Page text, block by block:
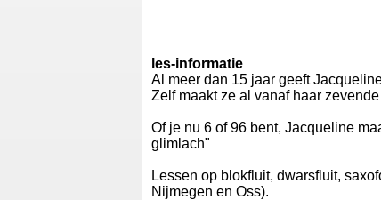
les-informatie
Al meer dan 15 jaar geeft
Zelf maakt ze al vanaf haar
Of je nu 6 of 96 bent, Jacqueline
glimlach"
Lessen op blokfluit, dwarsfluit,
Nijmegen en Oss).